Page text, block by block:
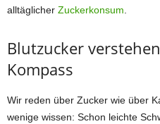
alltäglicher Zuckerkonsum.
Blutzucker
Kompass
Wir reden über Zucker wie über
wenige wissen: Schon leichte